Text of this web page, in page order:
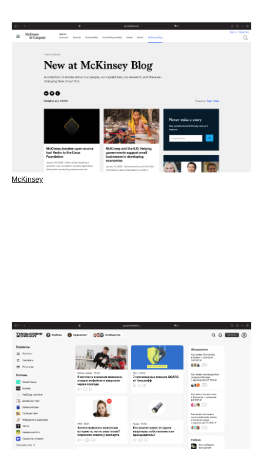
McKinsey
Конфиденциальность
Договор оферты
Instagram
Консультации
Media